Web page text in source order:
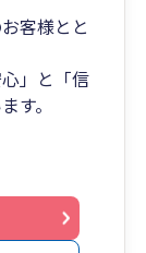
客様とと
」と「信
す。